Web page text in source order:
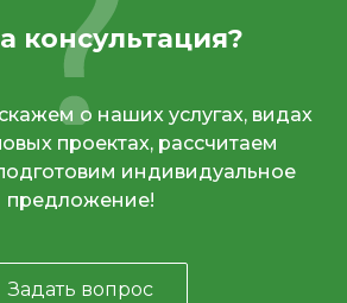
консультация?
о наших услугах, видах
проектах, рассчитаем
индивидуальное
предложение!
Задать вопрос